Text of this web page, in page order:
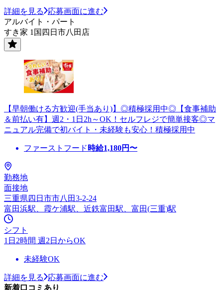
詳細を見る
応募画面に進む
アルバイト・パート
すき家 1国四日市八田店
【早朝働ける方歓迎(手当あり)】◎積極採用中◎【食事補助
＆前払い有】週2・1日2h～OK！セルフレジで簡単接客◎マ
ニュアル完備で初バイト・未経験も安心！積極採用中
ファーストフード 時給1,180円〜
勤務地
面接地
三重県四日市市八田3-2-24
富田浜駅、霞ケ浦駅、近鉄富田駅、富田(三重)駅
シフト
1日2時間 週2日からOK
未経験OK
詳細を見る
応募画面に進む
新着口コミあり